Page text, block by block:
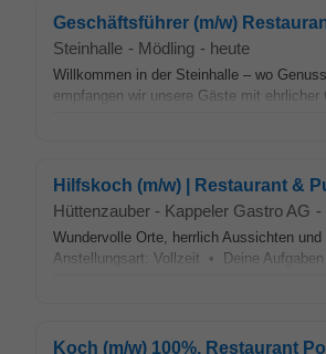
Geschäftsführer (m/w)
Steinhalle - Mödling - heute
Willkommen in der Steinhalle – wo
empfangen wir unsere Gäste mit
Hilfskoch (m/w) | Restaurant &
Hüttenzauber - Kappeler Gastro AG -
Wundervolle Orte, herrlich Aussichten
Anstellungsart: Vollzeit • Deine
Koch (m/w) 100%, Restaurant